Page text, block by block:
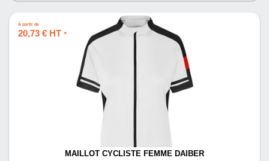
À partir de
20,73 € HT *
MAILLOT CYCLISTE FEMME DAIBER